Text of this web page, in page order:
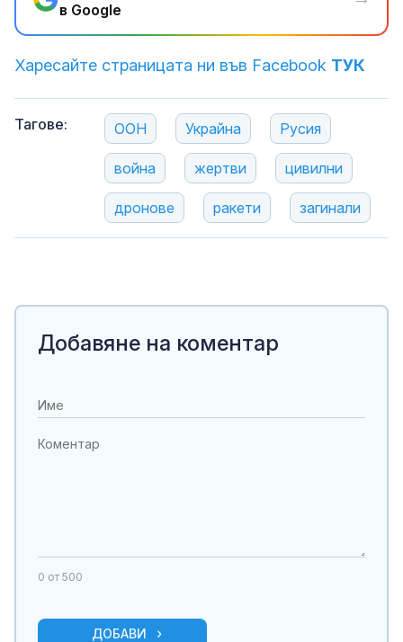
в Google
Харесайте страницата ни във Facebook ТУК
Тагове: ООН Украйна Русия
война жертви цивилни
дронове ракети загинали
Добавяне на коментар
0 от 500
ДОБАВИ